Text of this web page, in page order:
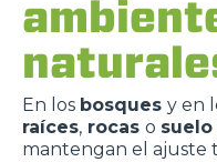
En los bosques y en
raíces, rocas o
mantengan el ajuste